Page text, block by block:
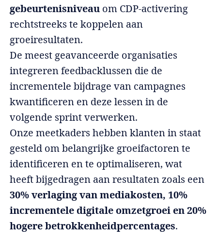
gebeurtenisniveau om CDP-activering
rechtstreeks te koppelen aan
groeiresultaten.
De meest geavanceerde organisaties
integreren feedbacklussen die de
incrementele bijdrage van campagnes
kwantificeren en deze lessen in de
volgende sprint verwerken.
Onze meetkaders hebben klanten in staat
gesteld om belangrijke groeifactoren te
identificeren en te optimaliseren, wat
heeft bijgedragen aan resultaten zoals een
30% verlaging van mediakosten, 10%
incrementele digitale omzetgroei en 20%
hogere betrokkenheidpercentages.